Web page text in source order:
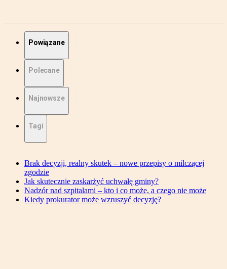
Powiązane
Polecane
Najnowsze
Tagi
Brak decyzji, realny skutek – nowe przepisy o milczącej
zgodzie
Jak skutecznie zaskarżyć uchwałę gminy?
Nadzór nad szpitalami – kto i co może, a czego nie może
Kiedy prokurator może wzruszyć decyzję?